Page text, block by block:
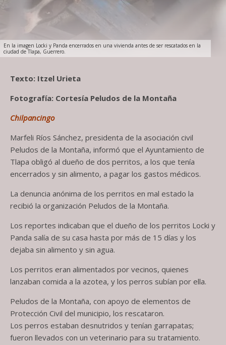
En la imagen Locki y Panda encerrados en una vivienda antes de ser rescatados en la
ciudad de Tlapa, Guerrero.
Texto: Itzel Urieta
Fotografía: Cortesía Peludos de la Montaña
Chilpancingo
Marfeli Ríos Sánchez, presidenta de la asociación civil
Peludos de la Montaña, informó que el Ayuntamiento de
Tlapa obligó al dueño de dos perritos, a los que tenía
encerrados y sin alimento, a pagar los gastos médicos.
La denuncia anónima de los perritos en mal estado la
recibió la organización Peludos de la Montaña.
Los reportes indicaban que el dueño de los perritos Locki y
Panda salía de su casa hasta por más de 15 días y los
dejaba sin alimento y sin agua.
Los perritos eran alimentados por vecinos, quienes
lanzaban comida a la azotea, y los perros subían por ella.
Peludos de la Montaña, con apoyo de elementos de
Protección Civil del municipio, los rescataron.
Los perros estaban desnutridos y tenían garrapatas;
fueron llevados con un veterinario para su tratamiento.